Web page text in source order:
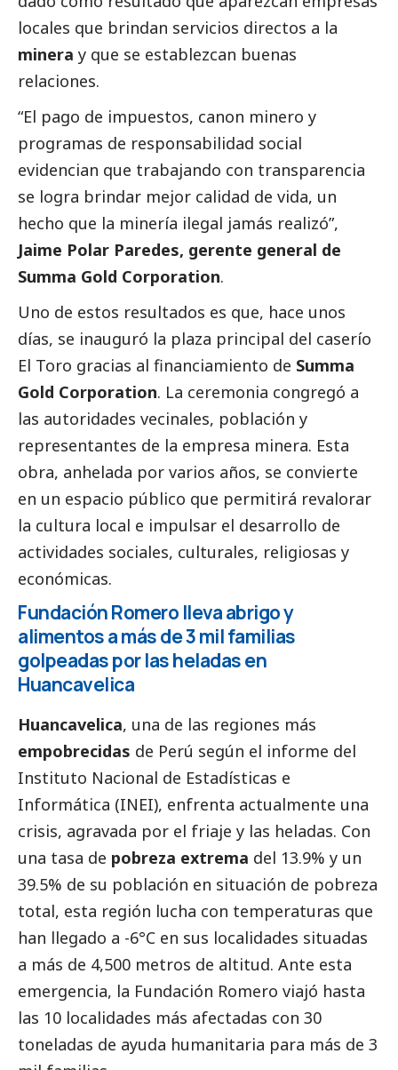
locales que brindan servicios directos a la
minera y que se establezcan buenas
relaciones.
“El pago de impuestos, canon minero y
programas de responsabilidad social
evidencian que trabajando con transparencia
se logra brindar mejor calidad de vida, un
hecho que la minería ilegal jamás realizó”,
Jaime Polar Paredes, gerente general de
Summa Gold Corporation.
Uno de estos resultados es que, hace unos
días, se inauguró la plaza principal del caserío
El Toro gracias al financiamiento de Summa
Gold Corporation. La ceremonia congregó a
las autoridades vecinales, población y
representantes de la empresa minera. Esta
obra, anhelada por varios años, se convierte
en un espacio público que permitirá revalorar
la cultura local e impulsar el desarrollo de
actividades sociales, culturales, religiosas y
económicas.
Fundación Romero lleva abrigo y
alimentos a más de 3 mil familias
golpeadas por las heladas en
Huancavelica
Huancavelica, una de las regiones más
empobrecidas de Perú según el informe del
Instituto Nacional de Estadísticas e
Informática (INEI), enfrenta actualmente una
crisis, agravada por el friaje y las heladas. Con
una tasa de pobreza extrema del 13.9% y un
39.5% de su población en situación de pobreza
total, esta región lucha con temperaturas que
han llegado a -6°C en sus localidades situadas
a más de 4,500 metros de altitud. Ante esta
emergencia, la Fundación Romero viajó hasta
las 10 localidades más afectadas con 30
toneladas de ayuda humanitaria para más de 3